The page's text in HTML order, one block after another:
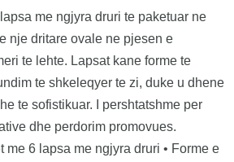
me ngjyra druri te paketuar ne
nje dritare ovale ne pjesen e
te lehte. Lapsat kane forme te
te shkeleqyer te zi, duke u dhene
te sofistikuar. I pershtatshme per
dhe perdorim promovues.
me 6 lapsa me ngjyra druri • Forme e